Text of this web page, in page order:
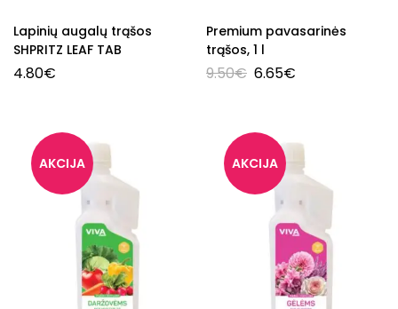
Lapinių augalų trąšos
SHPRITZ LEAF TAB
4.80€
Premium pavasarinės
trąšos, 1 l
9.50€ 6.65€